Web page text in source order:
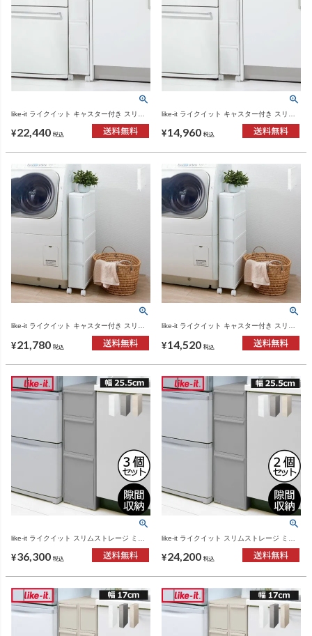
like-it ライクイット キャスター付き スリム
ト | インテリア雑貨
¥22,440 税込
like-it ライクイット キャスター付き スリム
ト | インテリア雑貨
¥14,960 税込
like-it ライクイット キャスター付き スリム
ストレージ ファイントールストッカー FTS-
4 3個セット | インテリア雑貨
¥21,780 税込
like-it ライクイット キャスター付き スリム
ストレージ ファイントールストッカー FTS-
4 2個セット | インテリア雑貨
¥14,520 税込
like-it ライクイット スリムストレージ ミデ
リア雑貨
¥36,300 税込
like-it ライクイット スリムストレージ ミデ
リア雑貨
¥24,200 税込